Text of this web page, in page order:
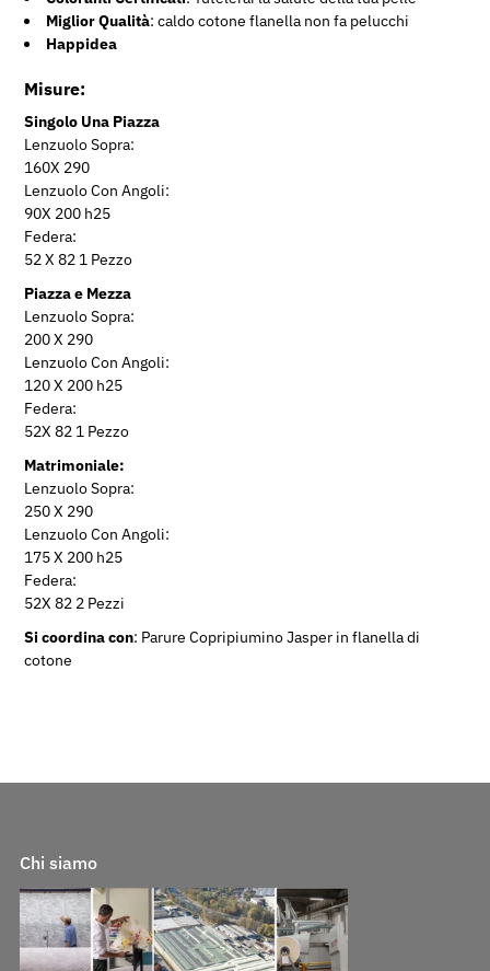
Miglior Qualità: caldo cotone flanella non fa pelucchi
Happidea
Misure:
Singolo Una Piazza
Lenzuolo Sopra:
160X 290
Lenzuolo Con Angoli:
90X 200 h25
Federa:
52 X 82 1 Pezzo
Piazza e Mezza
Lenzuolo Sopra:
200 X 290
Lenzuolo Con Angoli:
120 X 200 h25
Federa:
52X 82 1 Pezzo
Matrimoniale:
Lenzuolo Sopra:
250 X 290
Lenzuolo Con Angoli:
175 X 200 h25
Federa:
52X 82 2 Pezzi
Si coordina con: Parure Copripiumino Jasper in flanella di
cotone
Chi siamo